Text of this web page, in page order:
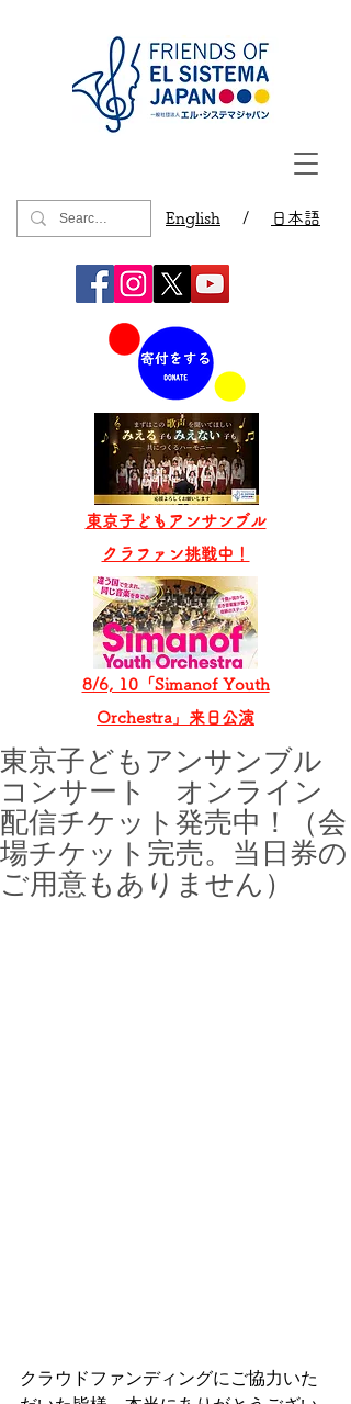
English / 日本語
8/6, 10「Simanof Youth
Orchestra」来日公演
東京子どもアンサンブル
​クラファン挑戦中！
東京子どもアンサンブル
コンサート オンライン
配信チケット発売中！（会
場チケット完売。当日券の
ご用意もありません）
クラウドファンディングにご協力いた